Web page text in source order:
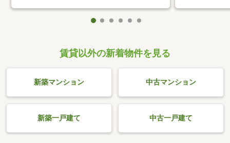
賃貸以外の新着物件を見る
新築マンション 中古マンション
新築一戸建て 中古一戸建て